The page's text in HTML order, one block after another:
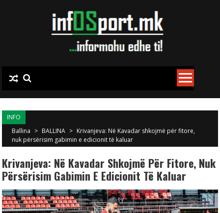
INFO
Ballina > BALLINA > Krivanjeva: Në Kavadar shkojmë për fitore,
nuk përsërisim gabimin e edicionit të kaluar
Krivanjeva: Në Kavadar Shkojmë Për Fitore, Nuk
Përsërisim Gabimin E Edicionit Të Kaluar